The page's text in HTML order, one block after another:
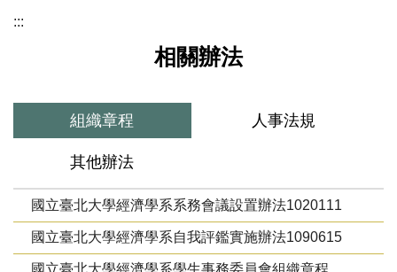
區
:::
相關辦法
組織章程 人事法規
其他辦法
國立臺北大學經濟學系系務會議設置辦法1020111
國立臺北大學經濟學系自我評鑑實施辦法1090615
國立臺北大學經濟學系學生事務委員會組織章程